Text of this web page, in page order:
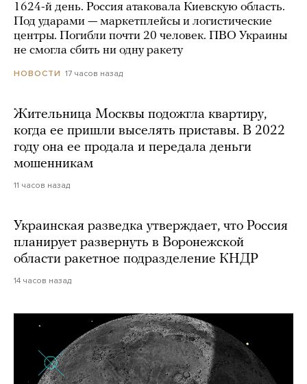
1624-й день. Россия атаковала Киевскую область.
Под ударами — маркетплейсы и логистические
центры. Погибли почти 20 человек. ПВО Украины
не смогла сбить ни одну ракету
НОВОСТИ 17 часов назад
Жительница Москвы подожгла квартиру,
когда ее пришли выселять приставы. В 2022
году она ее продала и передала деньги
мошенникам
11 часов назад
Украинская разведка утверждает, что Россия
планирует развернуть в Воронежской
области ракетное подразделение КНДР
14 часов назад